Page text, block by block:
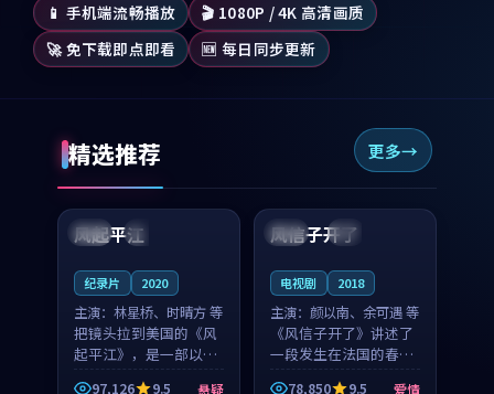
📱 手机端流畅播放
🎬 1080P / 4K 高清画质
🚀 免下载即点即看
🆕 每日同步更新
精选推荐 更多
美国 完结
99:07
风起平江
纪录片 2020
主演： 林星桥、时晴方 等
把镜头拉到美国的《风
起平江》，是一部以时
光记忆为底色的悬疑作
97,126 9.5 悬疑
法国 4K
99:21
风信子开了
电视剧 2018
主演： 颜以南、余可遇 等
《风信子开了》讲述了
一段发生在法国的春日
漫步故事。颜以南饰演
78,850 9.5 爱情